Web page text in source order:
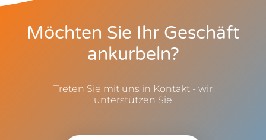
Möchten Sie Ihr Geschäft
ankurbeln?
Treten Sie mit uns in Kontakt - wir
unterstützen Sie